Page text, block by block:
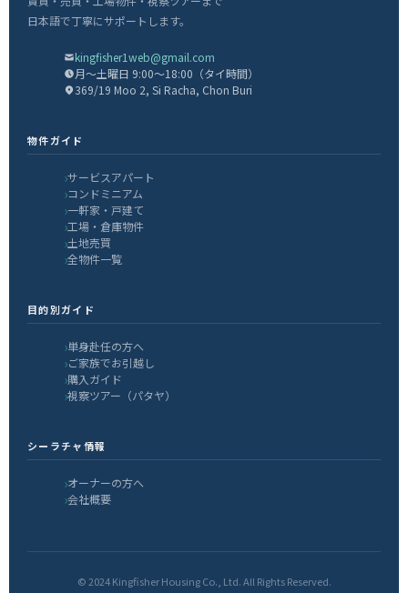
日本語で丁寧にサポートします。
kingfisher1web@gmail.com
月〜土曜日 9:00〜18:00（タイ時間）
369/19 Moo 2, Si Racha, Chon Buri
物件ガイド
サービスアパート
コンドミニアム
一軒家・戸建て
工場・倉庫物件
土地売買
全物件一覧
目的別ガイド
単身赴任の方へ
ご家族でお引越し
購入ガイド
視察ツアー（パタヤ）
シーラチャ情報
オーナーの方へ
会社概要
© 2024 Kingfisher Housing Co., Ltd. All Rights Reserved.